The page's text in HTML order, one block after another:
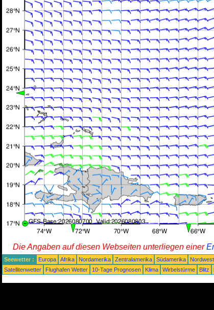
Die Angaben auf diesen Webseiten unterliegen einer
Seewetter : Europa Afrika Nordamerika Zentralamerika Südamerika
Satellitenwetter
Flughafen Wetter 10-Tage Prognosen Klima Wirbelstürme Blitz